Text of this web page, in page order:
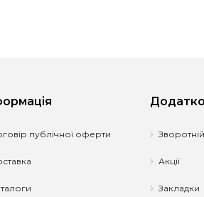
публічної оферти
Акції
Закладки